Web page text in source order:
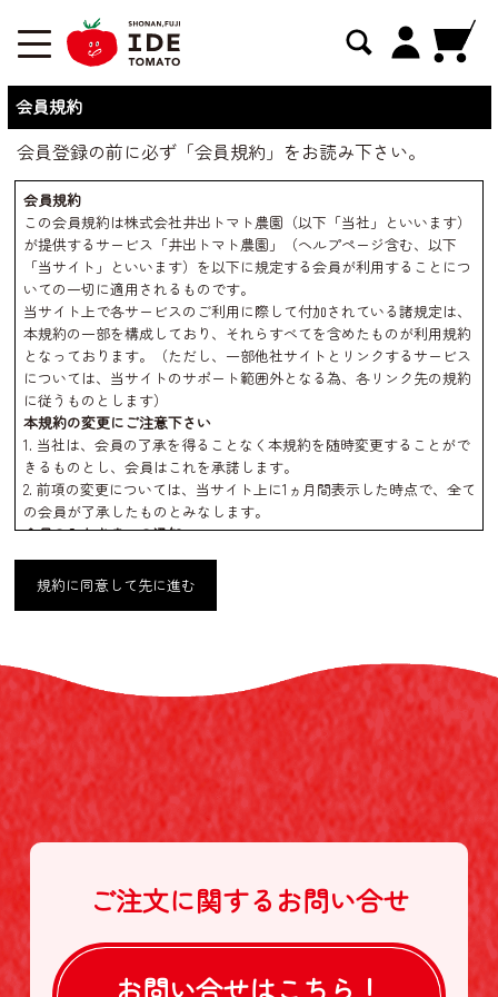
会員規約
会員登録の前に必ず「会員規約」をお読み下さい。
会員規約
この会員規約は株式会社井出トマト農園（以下「当社」といいます）
が提供するサービス「井出トマト農園」（ヘルプページ含む、以下
「当サイト」といいます）を以下に規定する会員が利用することにつ
いての一切に適用されるものです。
当サイト上で各サービスのご利用に際して付加されている諸規定は、
本規約の一部を構成しており、それらすべてを含めたものが利用規約
となっております。（ただし、一部他社サイトとリンクするサービス
については、当サイトのサポート範囲外となる為、各リンク先の規約
に従うものとします）
本規約の変更にご注意下さい
1. 当社は、会員の了承を得ることなく本規約を随時変更することがで
きるものとし、会員はこれを承諾します。
2. 前項の変更については、当サイト上に1ヵ月間表示した時点で、全て
の会員が了承したものとみなします。
会員のみなさまへの通知
1. 本規約の変更のケース以外に当社が必要と判断した場合、当社は、
会員に対し随時必要な事項を通知します。
2. 前項の通知は、当サイト上に表示した時点で全ての会員に通知した
当サイトにおいてのご購入には会員登録が必要になります。
なお会員登録は無料です。
※ログインには、会員登録時に入力したメールアドレスおよびパスワ
ードが必要になります。
会員のみなさまから提供された個人情報
当サイトを利用するにあたって、会員の住所、電話番号、購入履歴な
どの大切な個人情報がネットサーバ上に登録されますが、当社はその
個人情報を適切かつ確実に管理するものとし、法令などにより開示が
求められる場合を除き、開示しないものとします。
※チャートなど一個人が特定できない範囲で集計する場合がありま
す。
お客様からの会員登録を承認しない場合
会員登録の申し込みを当社が受けた際、架空の人物を登録した場合
や、本人以外の第三者の会員登録をした場合、過去に会員除名処分を
受けたことがある場合など、当社が不適当と判断した時は、その会員
規約に同意して先に進む
ご注文に関する お問い合せ
お問い合せはこちら！